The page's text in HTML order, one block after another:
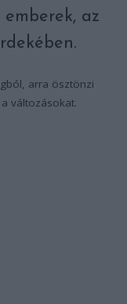
az
arra ösztönzi
változásokat.